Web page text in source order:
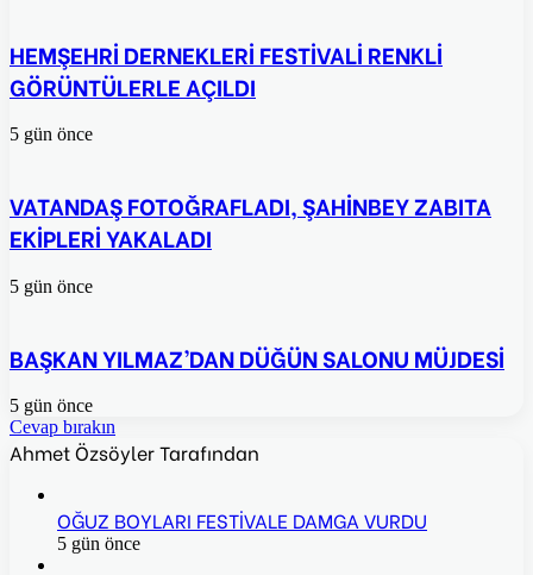
HEMŞEHRİ DERNEKLERİ FESTİVALİ RENKLİ
GÖRÜNTÜLERLE AÇILDI
5 gün önce
VATANDAŞ FOTOĞRAFLADI, ŞAHİNBEY ZABITA
EKİPLERİ YAKALADI
5 gün önce
BAŞKAN YILMAZ’DAN DÜĞÜN SALONU MÜJDESİ
5 gün önce
Cevap bırakın
Ahmet Özsöyler Tarafından
OĞUZ BOYLARI FESTİVALE DAMGA VURDU
5 gün önce